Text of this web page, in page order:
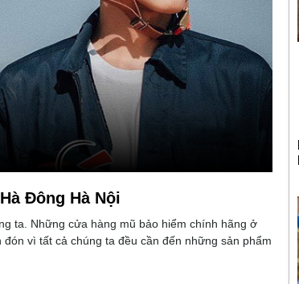
Đông Hà Nội
ta. Những cửa hàng mũ bảo hiểm chính hãng ở
vì tất cả chúng ta đều cần đến những sản phẩm